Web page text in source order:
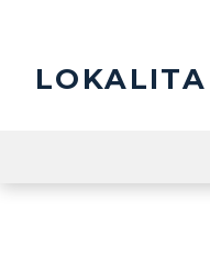
LOKALITA